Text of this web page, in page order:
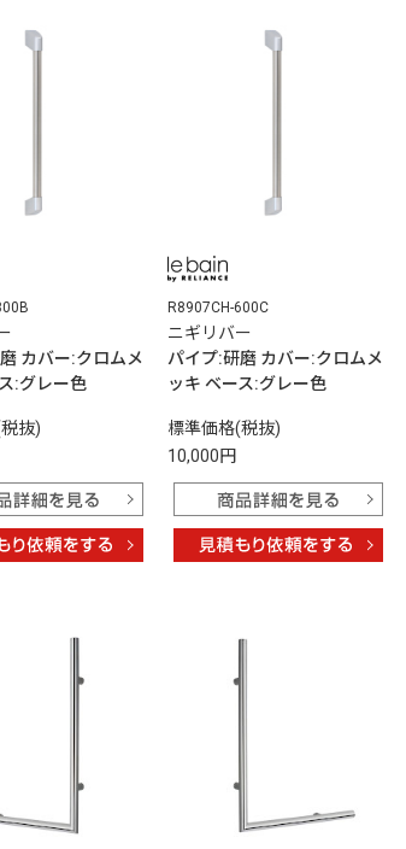
カバー:クロムメ
:グレー色
抜)
R8907CH-600C
ニギリバー
パイプ:研磨 カバー:クロムメ
ッキ ベース:グレー色
標準価格(税抜)
10,000円